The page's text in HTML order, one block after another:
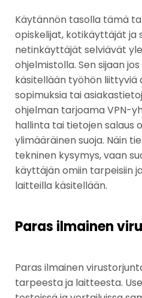
Käytännön tasolla tämä
opiskelijat, kotikäyttäjät ja
netinkäyttäjät selviävät
ohjelmistolla. Sen sijaan
käsitellään työhön liittyviä
sopimuksia tai
ohjelman tarjoama VPN-
hallinta tai tietojen salaus
ylimääräinen suoja. Näin
tekninen kysymys, vaan
käyttäjän omiin tarpeisiin
laitteilla käsitellään.
Paras ilmainen
Paras ilmainen
tarpeesta ja laitteesta.